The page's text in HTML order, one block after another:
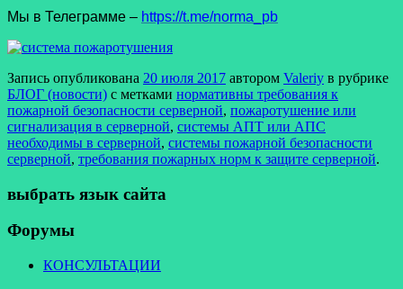
Мы в Телеграмме – https://t.me/norma_pb
Запись опубликована 20 июля 2017 автором Valeriy в рубрике
БЛОГ (новости) с метками нормативны требования к
пожарной безопасности серверной, пожаротушение или
сигнализация в серверной, системы АПТ или АПС
необходимы в серверной, системы пожарной безопасности
серверной, требования пожарных норм к защите серверной.
выбрать язык сайта
Форумы
КОНСУЛЬТАЦИИ